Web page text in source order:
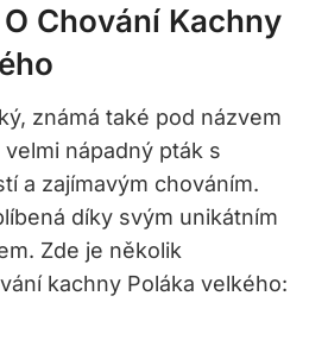
Chování‌ Kachny‌
známá také pod názvem
nápadný‍ pták s
​a zajímavým ‌chováním.
díky svým unikátním
Zde je několik
kachny ⁢Poláka velkého: